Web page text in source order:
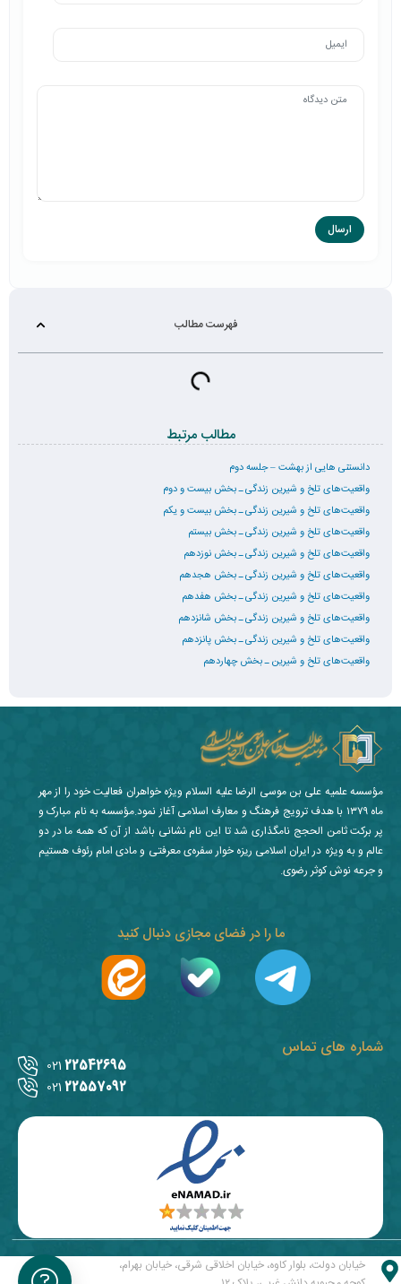
فهرست مطالب
مطالب مرتبط
دانستنی هایی از بهشت – جلسه دوم
واقعیت‌های تلخ و شیرین زندگی ـ بخش بیست و دوم
واقعیت‌های تلخ و شیرین زندگی ـ بخش بیست و یکم
واقعیت‌های تلخ و شیرین زندگی ـ بخش بیستم
واقعیت‌های تلخ و شیرین زندگی ـ بخش نوزدهم
واقعیت‌های تلخ و شیرین زندگی ـ بخش هجدهم
واقعیت‌های تلخ و شیرین زندگی ـ بخش هفدهم
واقعیت‌های تلخ و شیرین زندگی ـ بخش شانزدهم
واقعیت‌های تلخ و شیرین زندگی ـ بخش پانزدهم
واقعیت‌های تلخ و شیرین ـ بخش چهاردهم
شماره های تماس
22542695
021
22557092
021
ما را در فضای مجازی دنبال کنید
مؤسسه علمیه علی بن موسی الرضا علیه السلام ویژه خواهران فعالیت خود را از مهر
ماه ۱۳۷۹ با هدف ترویج فرهنگ و معارف اسلامی آغاز نمود.مؤسسه به نام مبارک و
پر برکت ثامن الحجج نامگذاری شد تا این نام نشانی باشد از آن که همه ما در دو
عالم و به ویژه در ایران اسلامی ریزه خوار سفره‌ی معرفتی و مادی امام رئوف هستیم
و جرعه نوش کوثر رضوی.
خیابان دولت، بلوار کاوه، خیابان اخلاقی شرقی، خیابان بهرام،